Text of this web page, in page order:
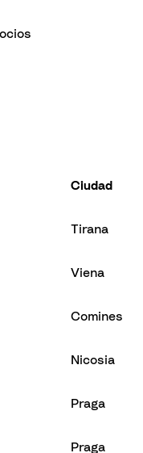
Ciudad
Tirana
Viena
Comines
Nicosia
Praga
Praga